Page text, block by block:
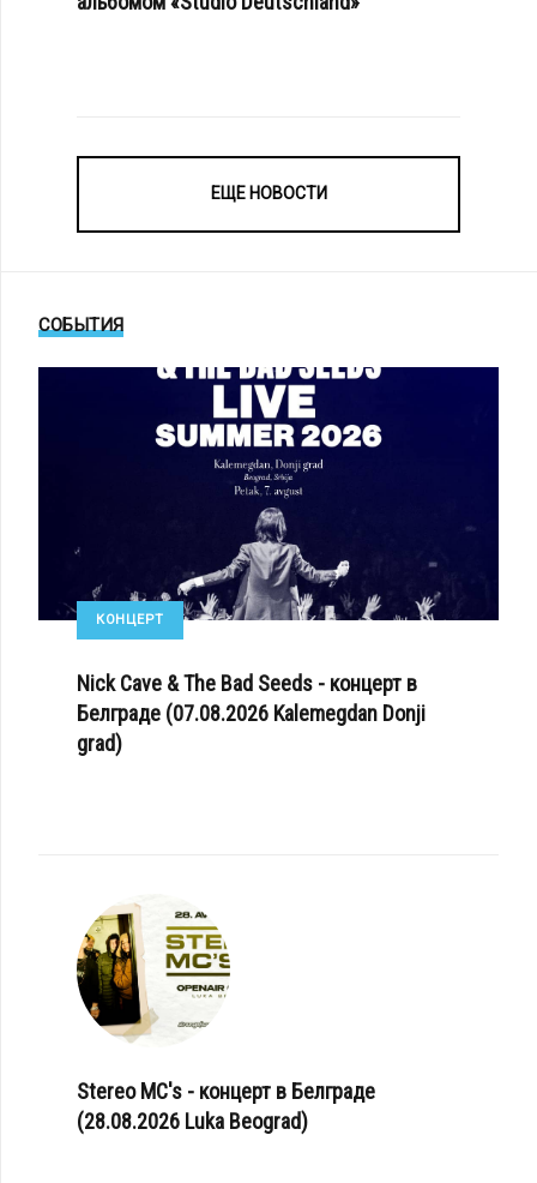
ЕЩЕ НОВОСТИ
СОБЫТИЯ
КОНЦЕРТ
Nick Cave & The Bad Seeds - концерт в
Белграде (07.08.2026 Kalemegdan Donji
grad)
Stereo MC's - концерт в Белграде
(28.08.2026 Luka Beograd)